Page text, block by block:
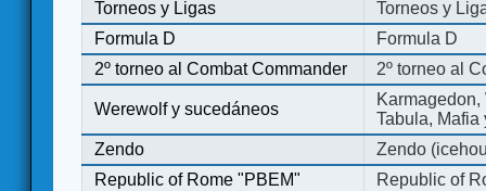
Torneos y Ligas
Torneos y
Formula D
Formula D
2º torneo al Combat Commander
2º torneo al
Werewolf y sucedáneos
Tabula, Mafia
Zendo
Zendo
Republic of Rome "PBEM"
Republic of